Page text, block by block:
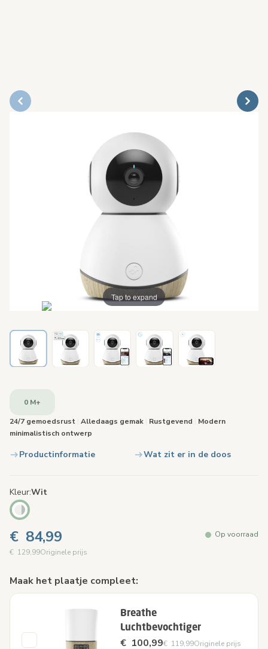
Tap to expand
0 M+
24/7 gemoedsrust
Alledaags gemak Rustgevend
Modern
minimalistisch ontwerp
Productinformatie Wat zit er in de doos
KleurWit
€ 84,99
€ 129,99Originele prijs
Op voorraad
Maak het plaatje compleet:
Breathe
Luchtbevochtiger
€ 100,99€ 119,99Originele prijs